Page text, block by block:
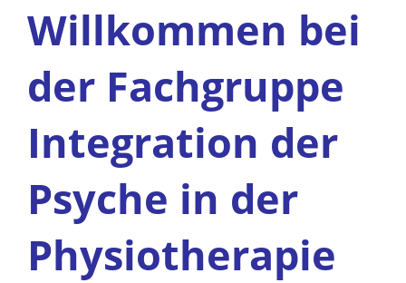
Willkommen bei
der Fachgruppe
Integration der
Psyche in der
Physiotherapie